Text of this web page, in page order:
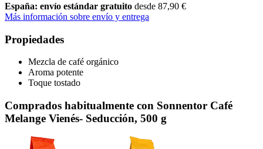
España: envío estándar gratuito desde 87,90 €
Más información sobre envío y entrega
Propiedades
Mezcla de café orgánico
Aroma potente
Toque tostado
Comprados habitualmente con Sonnentor Café
Melange Vienés- Seducción, 500 g